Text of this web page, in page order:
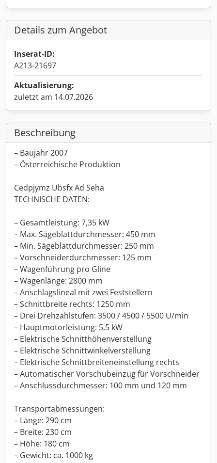
Details zum Angebot
Inserat-ID:
A213-21697
Aktualisierung:
zuletzt am 14.07.2026
Beschreibung
– Baujahr 2007
– Österreichische Produktion
Cedpjymz Ubsfx Ad Seha
TECHNISCHE DATEN:
– Gesamtleistung: 7,35 kW
– Max. Sägeblattdurchmesser: 450 mm
– Min. Sägeblattdurchmesser: 250 mm
– Vorschneiderdurchmesser: 125 mm
– Wagenführung pro Gline
– Wagenlänge: 2800 mm
– Anschlagslineal mit zwei Feststellern
– Schnittbreite rechts: 1250 mm
– Drei Drehzahlstufen: 3500 / 4500 / 5500 U/min
– Hauptmotorleistung: 5,5 kW
– Elektrische Schnitthöhenverstellung
– Elektrische Schnittwinkelverstellung
– Elektrische Schnittbreiteneinstellung rechts
– Automatischer Vorschubeinzug für Vorschneider
– Anschlussdurchmesser: 100 mm und 120 mm
Transportabmessungen:
– Länge: 290 cm
– Breite: 230 cm
– Höhe: 180 cm
– Gewicht: ca. 1000 kg